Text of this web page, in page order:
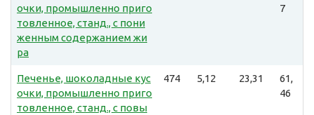
очки, промышленно приго
товленное, станд., с пони
женным содержанием жи
ра
7
Печенье, шоколадные кус
очки, промышленно приго
товленное, станд., с повы
474 5,12 23,31
61,
46